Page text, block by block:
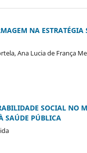
NA
Ana Lucia de França
SOCIAL
SAÚDE PÚBLICA